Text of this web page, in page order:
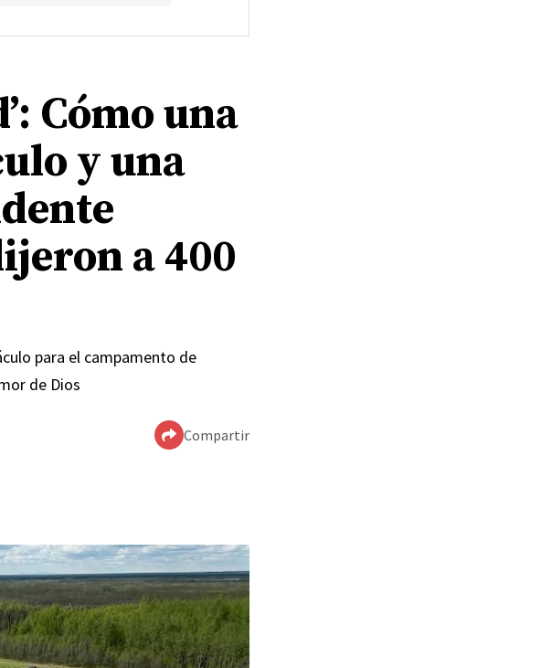
Cómo una
y una
a 400
para el campamento de
de Dios
Compartir